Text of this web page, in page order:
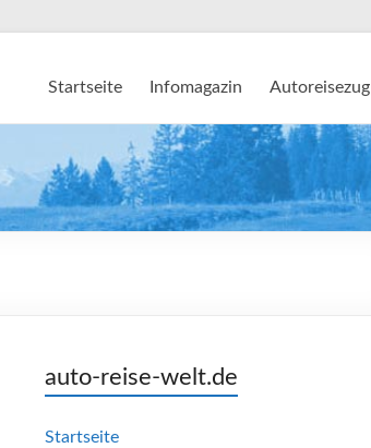
Startseite Infomagazin Autoreisezug
auto-reise-welt.de
Startseite